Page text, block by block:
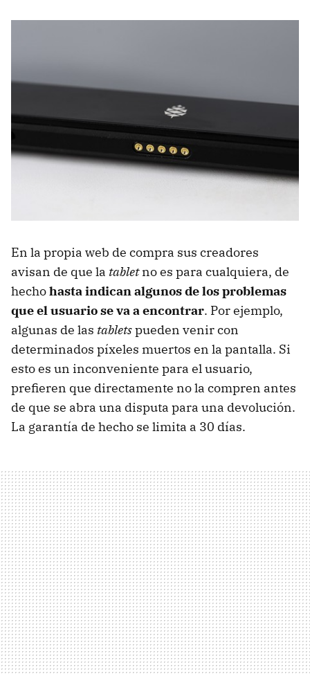
En la propia web de compra sus creadores
avisan de que la tabletno es para cualquiera, de
hechohasta indican algunos de los problemas
que el usuario se va a encontrar. Por ejemplo,
algunas de las tabletspueden venir con
determinados píxeles muertos en la pantalla. Si
esto es un inconveniente para el usuario,
prefieren que directamente no la compren antes
de que se abra una disputa para una devolución.
La garantía de hecho se limita a 30 días.